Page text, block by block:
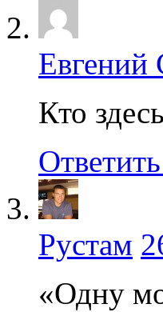
Евгений
Кто
Рустам
«Одну